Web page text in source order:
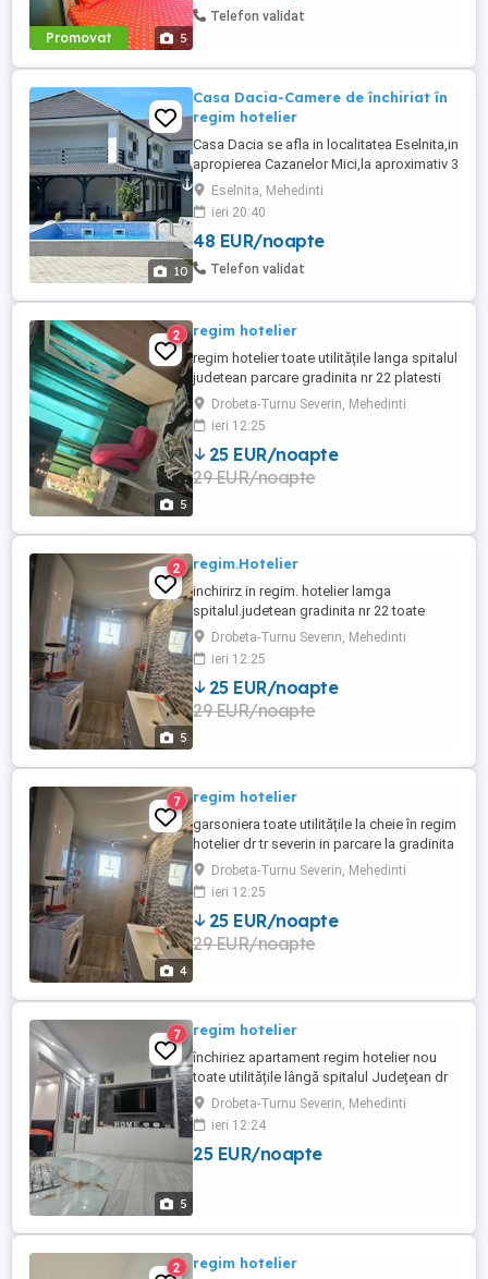
Promovat 5
Telefon validat
10
Casa Dacia-Camere de închiriat în
regim hotelier
Casa Dacia se afla in localitatea Eselnita,in
apropierea Cazanelor Mici,la aproximativ 3
km de Chipul lui Decebal.Unitatea de
cazare s-a deschis in anul 2024 si a fost
clasificata cu 3 stele.Are in componenta 6
camere cu pat dublu, baie proprie si 2
garsoniere compuse dintr-o camera cu
Eselnita, Mehedinti
ieri 20:40
48 EUR/noapte
Telefon validat
5
2 regim hotelier
regim hotelier toate utilitățile langa spitalul
judetean parcare gradinita nr 22 platesti
stai main mult de 10 zile pretul este 130 d
lei
Drobeta-Turnu Severin, Mehedinti
ieri 12:25
25 EUR/noapte
29 EUR/noapte
5
2 regim.Hotelier
inchirirz in regim. hotelier lamga
spitalul.judetean gradinita nr 22 toate
utilitatile stai mai mult de 10 zile pretul
este de 130 lei
Drobeta-Turnu Severin, Mehedinti
ieri 12:25
25 EUR/noapte
29 EUR/noapte
4
7 regim hotelier
garsoniera toate utilitățile la cheie în regim
hotelier dr tr severin in parcare la gradinita
nr 22 platesti 4 zile si ai una gratis
Drobeta-Turnu Severin, Mehedinti
ieri 12:25
25 EUR/noapte
29 EUR/noapte
5
7 regim hotelier
închiriez apartament regim hotelier nou
toate utilitățile lângă spitalul Județean dr
tr severin stai mai mult de 10 zile pretul
este de 130 lei
Drobeta-Turnu Severin, Mehedinti
ieri 12:24
25 EUR/noapte
2 regim hotelier